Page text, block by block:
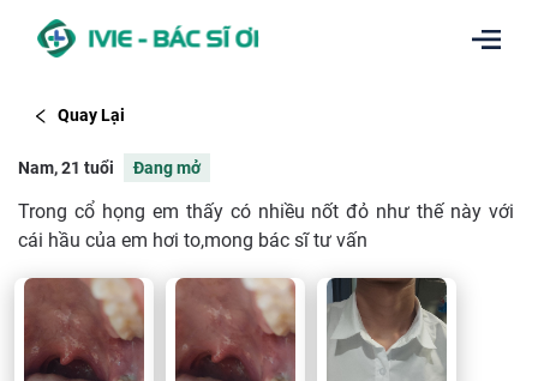
Quay Lại
Nam, 21 tuổi Đang mở
Trong cổ họng em thấy có nhiều nốt đỏ như thế này với
cái hầu của em hơi to,mong bác sĩ tư vấn